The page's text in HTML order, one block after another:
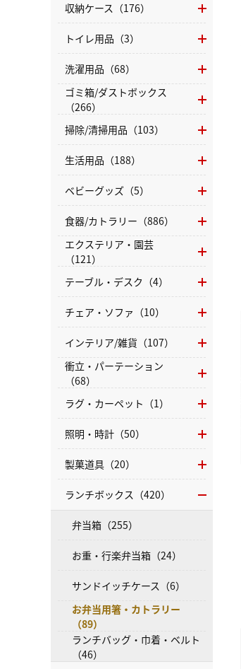
収納ケース（176）
トイレ用品（3）
洗濯用品（68）
ゴミ箱/ダストボックス
（266）
掃除/清掃用品（103）
生活用品（188）
ベビーグッズ（5）
食器/カトラリー（886）
エクステリア・園芸
（121）
テーブル・デスク（4）
チェア・ソファ（10）
インテリア/雑貨（107）
衝立・パーテーション
（68）
ラグ・カーペット（1）
照明・時計（50）
製菓道具（20）
ランチボックス（420）
弁当箱（255）
お重・行楽弁当箱（24）
サンドイッチケース（6）
お弁当用箸・カトラリー
（89）
ランチバッグ・巾着・ベルト
（46）